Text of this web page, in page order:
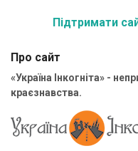
Підтримати
Про сайт
«Україна Інкогніта» -
краєзнавства.